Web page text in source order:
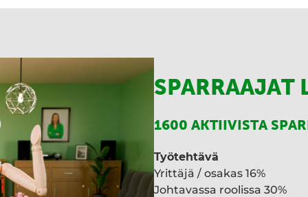
SPARRAAJAT
1600 AKTIIVISTA
Työtehtävä
Yrittäjä / osakas 16%
Johtavassa roolissa 30%